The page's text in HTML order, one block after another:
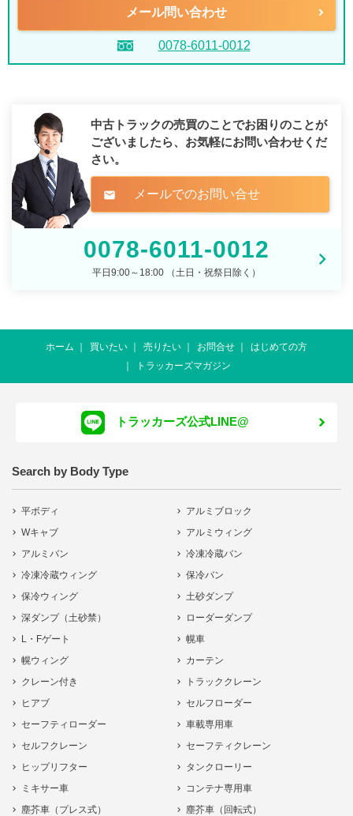
メール問い合わせ
0078-6011-0012
中古トラックの売買のことでお困りのことが
ございましたら、 お気軽にお問い合わせくだ
さい。
mail メールでのお問い合せ
0078-6011-0012
平日9:00～18:00 （土日・祝祭日除く）
ホーム 買いたい 売りたい お問合せ
はじめての方
トラッカーズマガジン
トラッカーズ公式LINE@
Search by Body Type
平ボディ
アルミブロック
Wキャブ
アルミウィング
アルミバン
冷凍冷蔵バン
冷凍冷蔵ウィング
保冷バン
保冷ウィング
土砂ダンプ
深ダンプ（土砂禁）
ローダーダンプ
L・Fゲート
幌車
幌ウィング
カーテン
クレーン付き
トラッククレーン
ヒアブ
セルフローダー
セーフティローダー
車載専用車
セルフクレーン
セーフティクレーン
ヒップリフター
タンクローリー
ミキサー車
コンテナ専用車
塵芥車（プレス式）
塵芥車（回転式）